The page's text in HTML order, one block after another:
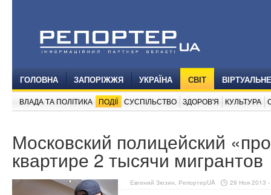
ГОЛОВНА ЗАПОРІЖЖЯ УКРАЇНА СВІТ
ВЛАДА ТА ПОЛІТИКА ПОДІЇ СУСПІЛЬСТВО ЗДОРОВ'Я КУЛЬТУРА
Московский полицейский
квартире 2 тысячи мигрантов
Евгений Зюзин, РепортерUA 29 Ноя 2013